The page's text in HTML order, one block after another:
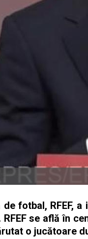
de fotbal, RFEF,
se află în
o jucătoare